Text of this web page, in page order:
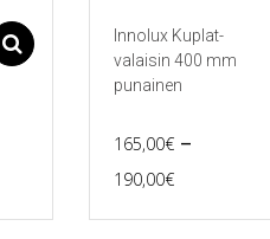
AsetuksetInnolux Kuplat-
valaisin 400 mm
punainen
165,00€ –
190,00€Price
range:
tuotteella